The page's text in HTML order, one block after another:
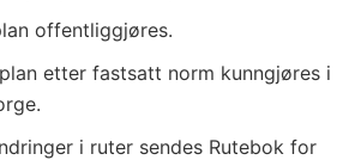
offentliggjøres.
etter fastsatt norm kunngjøres i
i ruter sendes Rutebok for